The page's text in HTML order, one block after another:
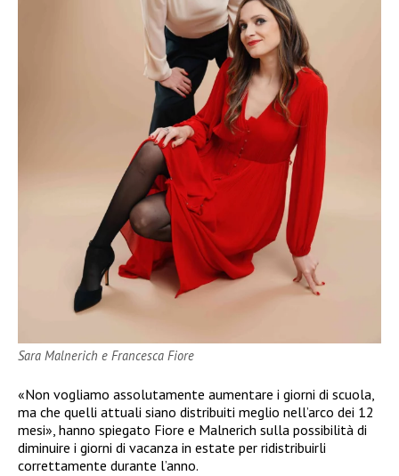
Sara Malnerich e Francesca Fiore
«Non vogliamo assolutamente aumentare i giorni di scuola,
ma che quelli attuali siano distribuiti meglio nell’arco dei 12
mesi», hanno spiegato Fiore e Malnerich sulla possibilità di
diminuire i giorni di vacanza in estate per ridistribuirli
correttamente durante l’anno.